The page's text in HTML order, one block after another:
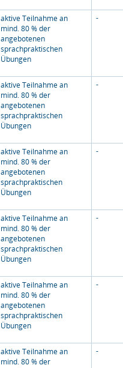
aktive Teilnahme an
mind. 80 % der
angebotenen
sprachpraktischen
Übungen
-
aktive Teilnahme an
mind. 80 % der
angebotenen
sprachpraktischen
Übungen
-
aktive Teilnahme an
mind. 80 % der
angebotenen
sprachpraktischen
Übungen
-
aktive Teilnahme an
mind. 80 % der
angebotenen
sprachpraktischen
Übungen
-
aktive Teilnahme an
mind. 80 % der
angebotenen
sprachpraktischen
Übungen
-
aktive Teilnahme an
mind. 80 % der
-